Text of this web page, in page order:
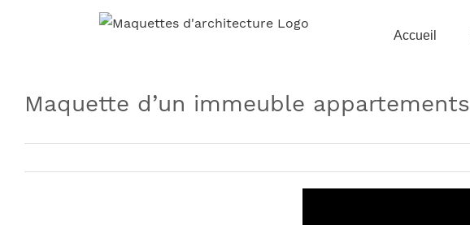
Accueil
Maquette d’un immeuble appartements